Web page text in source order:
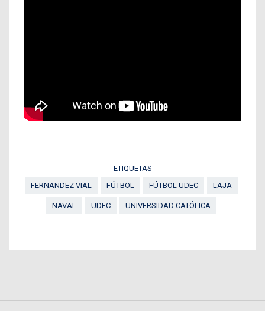
ETIQUETAS
FERNANDEZ VIAL
FÚTBOL FÚTBOL UDEC LAJA
NAVAL UDEC UNIVERSIDAD CATÓLICA